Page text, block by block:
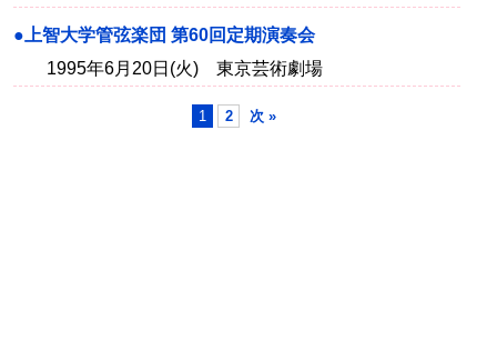
●上智大学管弦楽団 第60回定期演奏会
1995年6月20日(火) 東京芸術劇場
1 2 次 »